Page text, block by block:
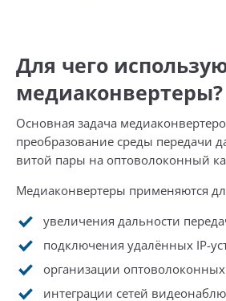
Для чего
медиаконвертеры?
Основная задача
преобразование среды передачи
витой пары на оптоволоконный
Медиаконвертеры применяются
увеличения дальности
подключения удалённых IP-
организации
интеграции сетей